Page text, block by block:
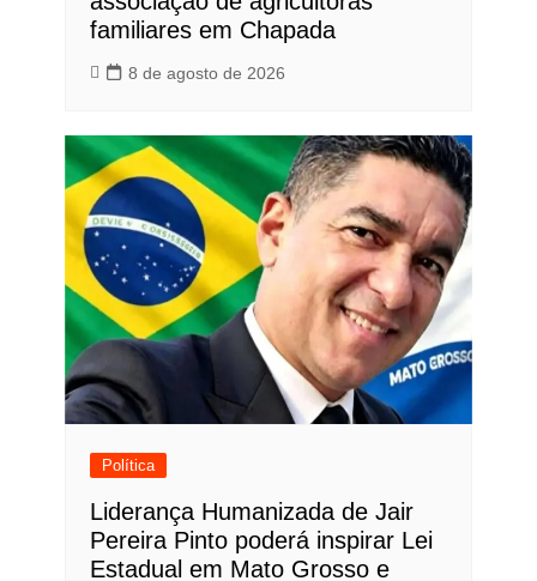
familiares em Chapada
8 de agosto de 2026
Política
Liderança Humanizada de Jair
Pereira Pinto poderá inspirar Lei
Estadual em Mato Grosso e